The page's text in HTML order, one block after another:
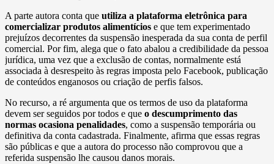
A parte autora conta que utiliza a plataforma eletrônica para
comercializar produtos alimentícios e que tem experimentado
prejuízos decorrentes da suspensão inesperada da sua conta de perfil
comercial. Por fim, alega que o fato abalou a credibilidade da pessoa
jurídica, uma vez que a exclusão de contas, normalmente está
associada à desrespeito às regras imposta pelo Facebook, publicação
de conteúdos enganosos ou criação de perfis falsos.
No recurso, a ré argumenta que os termos de uso da plataforma
devem ser seguidos por todos e que o descumprimento das
normas ocasiona penalidades, como a suspensão temporária ou
definitiva da conta cadastrada. Finalmente, afirma que essas regras
são públicas e que a autora do processo não comprovou que a
referida suspensão lhe causou danos morais.